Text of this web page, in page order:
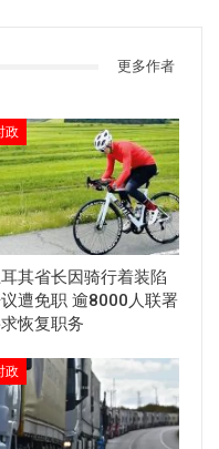
更多作者
政
其省长因骑行着装陷
遭免职 逾8000人联署
恢复职务
政